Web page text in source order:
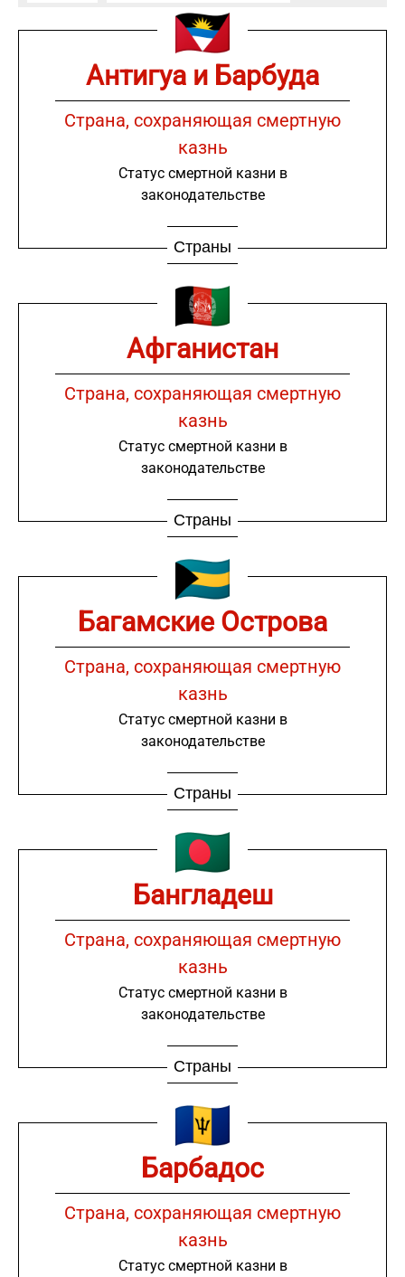
Антигуа и Барбуда
Страна, сохраняющая смертную
казнь
Статус смертной казни в
законодательстве
Страны
Афганистан
Страна, сохраняющая смертную
казнь
Статус смертной казни в
законодательстве
Страны
Багамские Острова
Страна, сохраняющая смертную
казнь
Статус смертной казни в
законодательстве
Страны
Бангладеш
Страна, сохраняющая смертную
казнь
Статус смертной казни в
законодательстве
Страны
Барбадос
Страна, сохраняющая смертную
казнь
Статус смертной казни в